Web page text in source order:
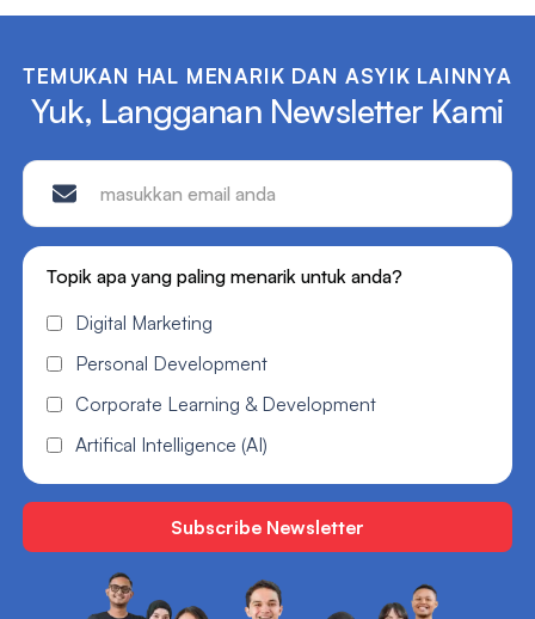
TEMUKAN HAL MENARIK DAN ASYIK LAINNYA
Yuk, Langganan Newsletter Kami
Topik apa yang paling menarik untuk anda?
Digital Marketing
Personal Development
Corporate Learning & Development
Artifical Intelligence (AI)